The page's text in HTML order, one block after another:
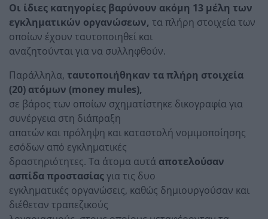
Οι ίδιες κατηγορίες βαρύνουν ακόμη 13 μέλη των
εγκληματικών οργανώσεων, τα πλήρη στοιχεία των
οποίων έχουν ταυτοποιηθεί και
αναζητούνται για να συλληφθούν.
Παράλληλα, ταυτοποιήθηκαν τα πλήρη στοιχεία
(20) ατόμων (money mules),
σε βάρος των οποίων σχηματίστηκε δικογραφία για
συνέργεια στη διάπραξη
απατών και πρόληψη και καταστολή νομιμοποίησης
εσόδων από εγκληματικές
δραστηριότητες. Τα άτομα αυτά αποτελούσαν
ασπίδα προστασίαςγια τις δυο
εγκληματικές οργανώσεις, καθώς δημιουργούσαν και
διέθεταν τραπεζικούς